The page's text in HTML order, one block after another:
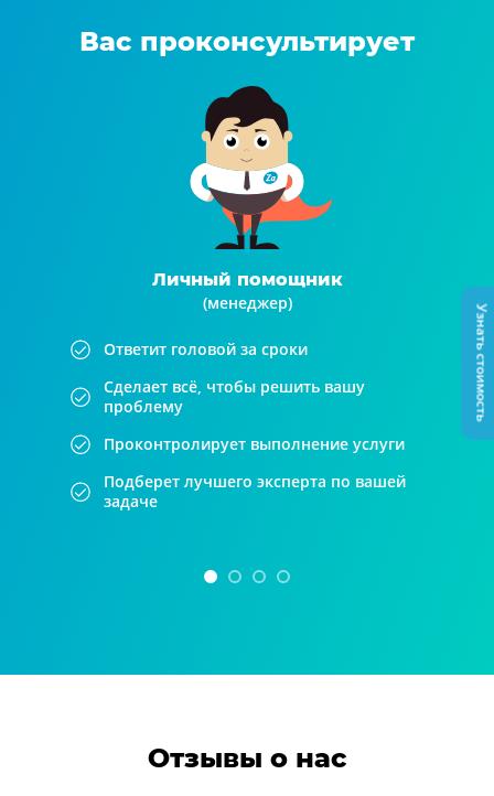
Вас проконсультирует
Личный помощник
(менеджер)
Ответит головой за сроки
Сделает всё, чтобы решить вашу
проблему
Проконтролирует выполнение услуги
Подберет лучшего эксперта по вашей
задаче
Отзывы о нас
Узнать стоимость